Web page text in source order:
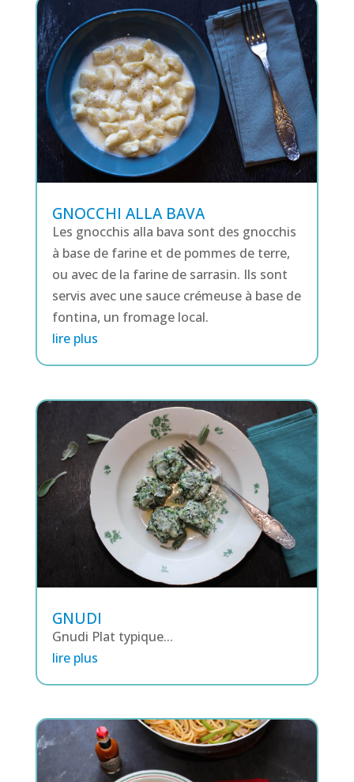
GNOCCHI ALLA BAVA
Les gnocchis alla bava sont des gnocchis
à base de farine et de pommes de terre,
ou avec de la farine de sarrasin. Ils sont
servis avec une sauce crémeuse à base de
fontina, un fromage local.
lire plus
GNUDI
Gnudi Plat typique...
lire plus